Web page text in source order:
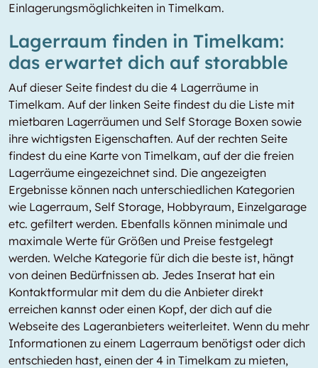
Einlagerungsmöglichkeiten in Timelkam.
Lagerraum finden in Timelkam:
das erwartet dich auf storabble
Auf dieser Seite findest du die 4 Lagerräume in
Timelkam. Auf der linken Seite findest du die Liste mit
mietbaren Lagerräumen und Self Storage Boxen sowie
ihre wichtigsten Eigenschaften. Auf der rechten Seite
findest du eine Karte von Timelkam, auf der die freien
Lagerräume eingezeichnet sind. Die angezeigten
Ergebnisse können nach unterschiedlichen Kategorien
wie Lagerraum, Self Storage, Hobbyraum, Einzelgarage
etc. gefiltert werden. Ebenfalls können minimale und
maximale Werte für Größen und Preise festgelegt
werden. Welche Kategorie für dich die beste ist, hängt
von deinen Bedürfnissen ab. Jedes Inserat hat ein
Kontaktformular mit dem du die Anbieter direkt
erreichen kannst oder einen Kopf, der dich auf die
Webseite des Lageranbieters weiterleitet. Wenn du mehr
Informationen zu einem Lagerraum benötigst oder dich
entschieden hast, einen der 4 in Timelkam zu mieten,